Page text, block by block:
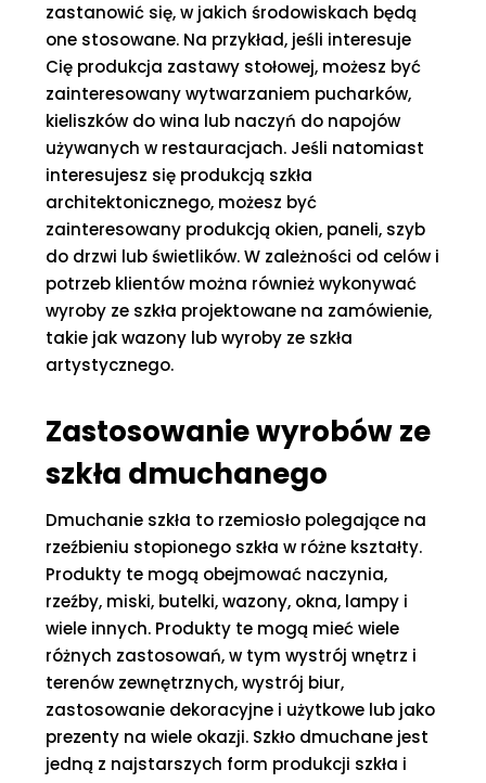
zastanowić się, w jakich środowiskach będą
one stosowane. Na przykład, jeśli interesuje
Cię produkcja zastawy stołowej, możesz być
zainteresowany wytwarzaniem pucharków,
kieliszków do wina lub naczyń do napojów
używanych w restauracjach. Jeśli natomiast
interesujesz się produkcją szkła
architektonicznego, możesz być
zainteresowany produkcją okien, paneli, szyb
do drzwi lub świetlików. W zależności od celów i
potrzeb klientów można również wykonywać
wyroby ze szkła projektowane na zamówienie,
takie jak wazony lub wyroby ze szkła
artystycznego.
Zastosowanie wyrobów ze
szkła dmuchanego
Dmuchanie szkła to rzemiosło polegające na
rzeźbieniu stopionego szkła w różne kształty.
Produkty te mogą obejmować naczynia,
rzeźby, miski, butelki, wazony, okna, lampy i
wiele innych. Produkty te mogą mieć wiele
różnych zastosowań, w tym wystrój wnętrz i
terenów zewnętrznych, wystrój biur,
zastosowanie dekoracyjne i użytkowe lub jako
prezenty na wiele okazji. Szkło dmuchane jest
jedną z najstarszych form produkcji szkła i